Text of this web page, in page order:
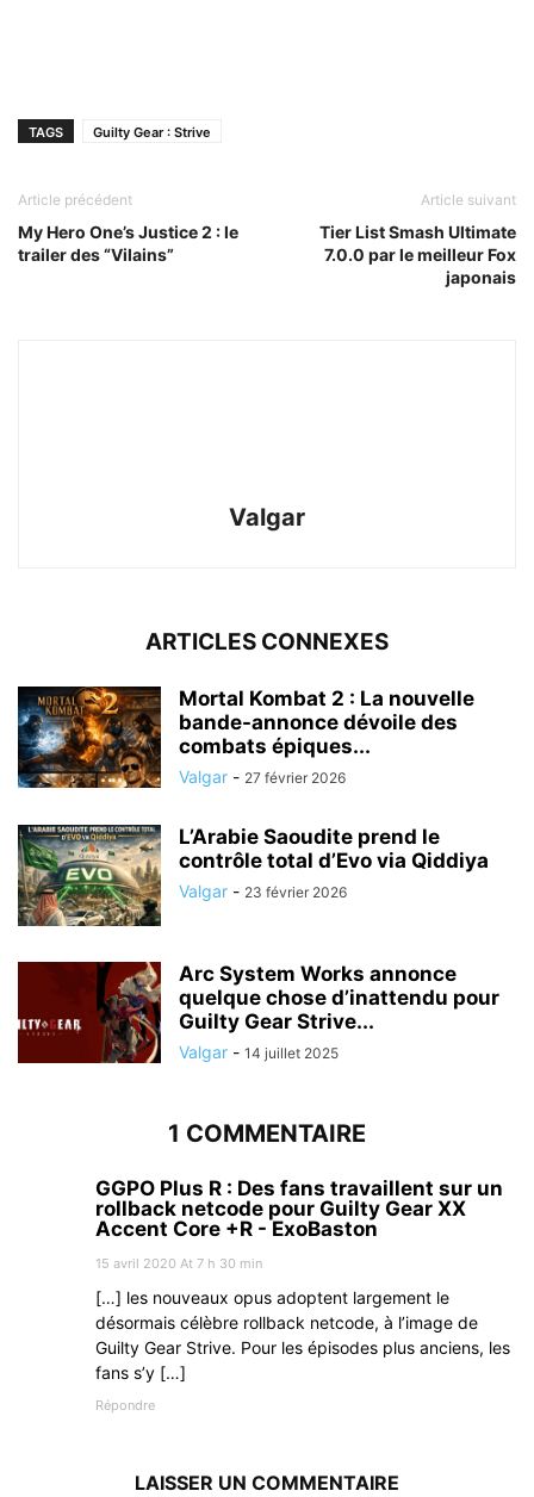
TAGS Guilty Gear : Strive
Article précédent
My Hero One’s Justice 2 : le
trailer des “Vilains”
Article suivant
Tier List Smash Ultimate
7.0.0 par le meilleur Fox
japonais
Valgar
ARTICLES CONNEXES
Mortal Kombat 2 : La nouvelle
bande-annonce dévoile des
combats épiques...
Valgar - 27 février 2026
L’Arabie Saoudite prend le
contrôle total d’Evo via Qiddiya
Valgar - 23 février 2026
Arc System Works annonce
quelque chose d’inattendu pour
Guilty Gear Strive...
Valgar - 14 juillet 2025
1 COMMENTAIRE
GGPO Plus R : Des fans travaillent sur un
rollback netcode pour Guilty Gear XX
Accent Core +R - ExoBaston
15 avril 2020 At 7 h 30 min
[…] les nouveaux opus adoptent largement le
désormais célèbre rollback netcode, à l’image de
Guilty Gear Strive. Pour les épisodes plus anciens, les
fans s’y […]
Répondre
LAISSER UN COMMENTAIRE